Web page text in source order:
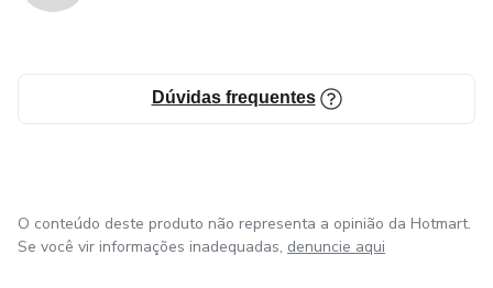
Dúvidas frequentes
O conteúdo deste produto não representa a opinião da Hotmart.
Se você vir informações inadequadas, denuncie aqui